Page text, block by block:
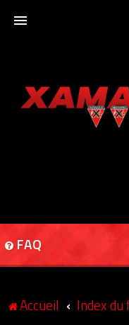
XAMAXFORUM
FAQ
Accueil Index